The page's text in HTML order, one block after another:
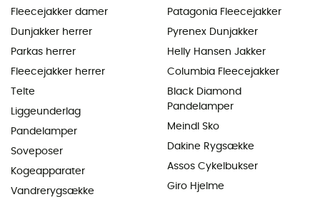
Fleecejakker damer
Dunjakker herrer
Parkas herrer
Fleecejakker herrer
Telte
Liggeunderlag
Pandelamper
Soveposer
Kogeapparater
Vandrerygsække
Patagonia Fleecejakker
Pyrenex Dunjakker
Helly Hansen Jakker
Columbia Fleecejakker
Black Diamond
Pandelamper
Meindl Sko
Dakine Rygsække
Assos Cykelbukser
Giro Hjelme